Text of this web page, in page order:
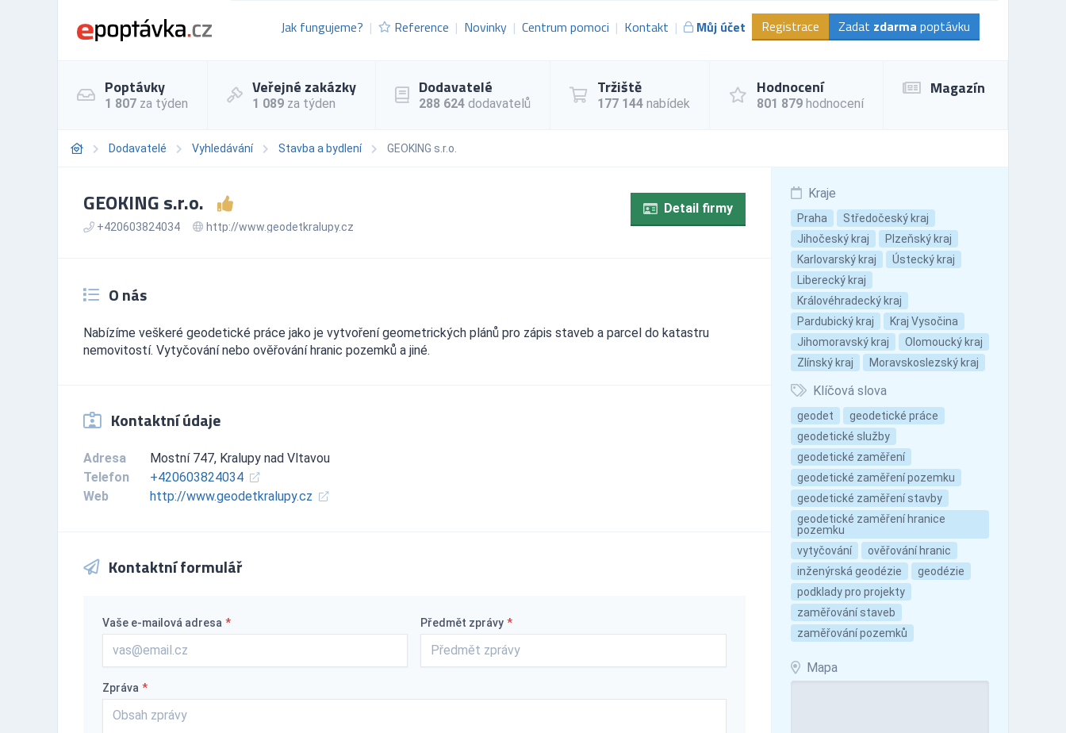
Jak fungujeme? Reference Novinky Centrum pomoci Kontakt Můj účet Registrace Zadat zdarma poptávku
Poptávky
1 807 za týden
Veřejné zakázky
1 089 za týden
Dodavatelé
288 624 dodavatelů
Tržiště
177 144 nabídek
Hodnocení
801 879 hodnocení
Magazín
Dodavatelé Vyhledávání Stavba a bydlení GEOKING s.r.o.
Kraje
Praha
Středočeský kraj
Jihočeský kraj
Plzeňský kraj
Karlovarský kraj
Ústecký kraj
Liberecký kraj
Královéhradecký kraj
Pardubický kraj
Kraj Vysočina
Jihomoravský kraj
Olomoucký kraj
Zlínský kraj
Moravskoslezský kraj
Klíčová slova
geodet
geodetické práce
geodetické služby
geodetické zaměření
geodetické zaměření pozemku
geodetické zaměření stavby
geodetické zaměření hranice
pozemku
vytyčování
ověřování hranic
inženýrská geodézie
geodézie
podklady pro projekty
zaměřování staveb
zaměřování pozemků
Mapa
GEOKING s.r.o.
+420603824034 http://www.geodetkralupy.cz
Detail firmy
O nás
Nabízíme veškeré geodetické práce jako je vytvoření geometrických plánů pro zápis staveb a parcel do katastru
nemovitostí. Vytyčování nebo ověřování hranic pozemků a jiné.
Kontaktní údaje
Adresa
Mostní 747, Kralupy nad Vltavou
Telefon
+420603824034
Web
http://www.geodetkralupy.cz
Kontaktní formulář
Vaše e-mailová adresa * Předmět zprávy *
Zpráva *